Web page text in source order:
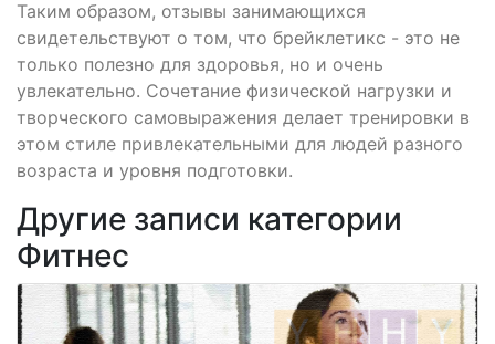
Таким образом, отзывы занимающихся
свидетельствуют о том, что брейклетикс - это не
только полезно для здоровья, но и очень
увлекательно. Сочетание физической нагрузки и
творческого самовыражения делает тренировки в
этом стиле привлекательными для людей разного
возраста и уровня подготовки.
Другие записи категории
Фитнес